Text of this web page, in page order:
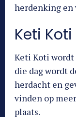
herdenking en
Keti
Keti Koti wordt
die dag wordt
herdacht en
vinden op
plaats.